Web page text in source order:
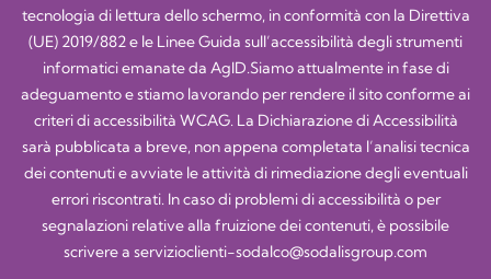
tecnologia di lettura dello schermo, in conformità con la Direttiva
(UE) 2019/882 e le Linee Guida sull’accessibilità degli strumenti
informatici emanate da AgID.Siamo attualmente in fase di
adeguamento e stiamo lavorando per rendere il sito conforme ai
criteri di accessibilità WCAG. La Dichiarazione di Accessibilità
sarà pubblicata a breve, non appena completata l’analisi tecnica
dei contenuti e avviate le attività di rimediazione degli eventuali
errori riscontrati. In caso di problemi di accessibilità o per
segnalazioni relative alla fruizione dei contenuti, è possibile
scrivere a servizioclienti-sodalco@sodalisgroup.com